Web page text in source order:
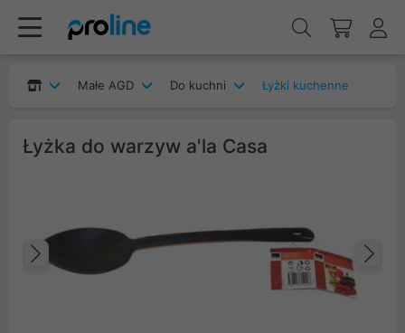
Małe AGD Do kuchni Łyżki kuchenne
Łyżka do warzyw a'la Casa
Poprzedni